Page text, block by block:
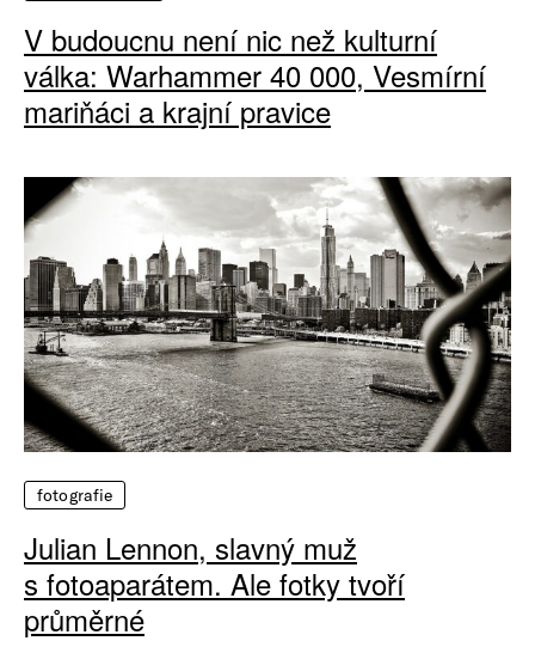
V budoucnu není nic než kulturní
válka: Warhammer 40 000, Vesmírní
mariňáci a krajní pravice
fotografie
Julian Lennon, slavný muž
s fotoaparátem. Ale fotky tvoří
průměrné